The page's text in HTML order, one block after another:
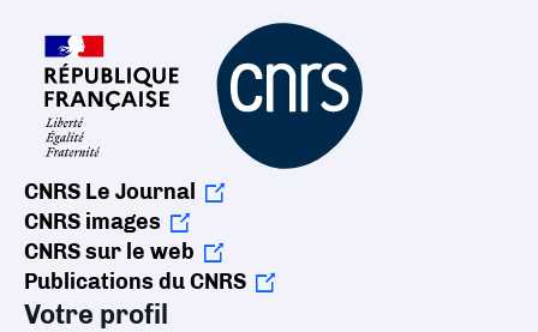
CNRS Le Journal
CNRS images
CNRS sur le web
Publications du CNRS
Votre profil